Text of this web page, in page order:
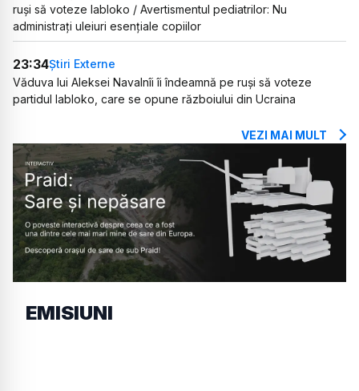
ruși să voteze Iabloko / Avertismentul pediatrilor: Nu
administrați uleiuri esențiale copiilor
23:34Știri Externe
Văduva lui Aleksei Navalnîi îi îndeamnă pe ruși să voteze
partidul Iabloko, care se opune războiului din Ucraina
VEZI MAI MULT
EMISIUNI